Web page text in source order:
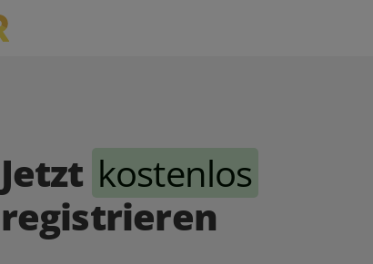
Jetzt kostenlos
registrieren